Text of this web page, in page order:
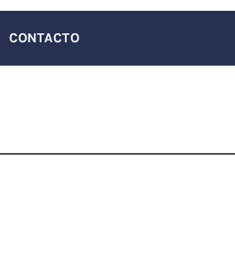
CONTACTO